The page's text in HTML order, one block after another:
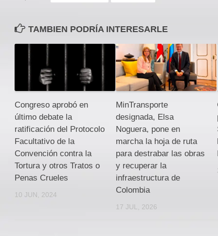
TAMBIEN PODRÍA INTERESARLE
Congreso aprobó en
último debate la
ratificación del Protocolo
Facultativo de la
Convención contra la
Tortura y otros Tratos o
Penas Crueles
10 JUN, 2024
MinTransporte
designada, Elsa
Noguera, pone en
marcha la hoja de ruta
para destrabar las obras
y recuperar la
infraestructura de
Colombia
17 JUL, 2026